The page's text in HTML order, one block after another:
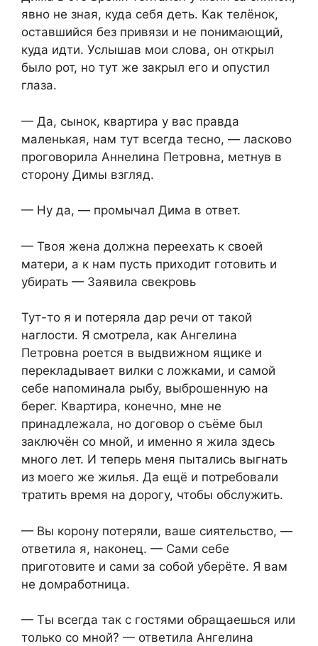
явно не зная, куда себя деть. Как телёнок,
оставшийся без привязи и не понимающий,
куда идти. Услышав мои слова, он открыл
было рот, но тут же закрыл его и опустил
глаза.
— Да, сынок, квартира у вас правда
маленькая, нам тут всегда тесно, — ласково
проговорила Аннелина Петровна, метнув в
сторону Димы взгляд.
— Ну да, — промычал Дима в ответ.
— Твоя жена должна переехать к своей
матери, а к нам пусть приходит готовить и
убирать — Заявила свекровь
Тут-то я и потеряла дар речи от такой
наглости. Я смотрела, как Ангелина
Петровна роется в выдвижном ящике и
перекладывает вилки с ложками, и самой
себе напоминала рыбу, выброшенную на
берег. Квартира, конечно, мне не
принадлежала, но договор о съёме был
заключён со мной, и именно я жила здесь
много лет. И теперь меня пытались выгнать
из моего же жилья. Да ещё и потребовали
тратить время на дорогу, чтобы обслужить.
— Вы корону потеряли, ваше сиятельство, —
ответила я, наконец. — Сами себе
приготовите и сами за собой уберёте. Я вам
не домработница.
— Ты всегда так с гостями обращаешься или
только со мной? — ответила Ангелина